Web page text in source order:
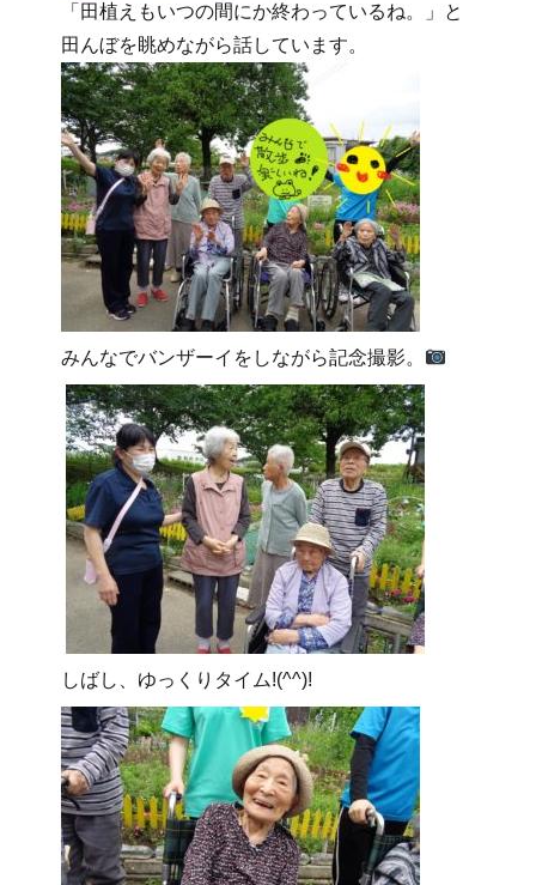
「田植えもいつの間にか終わっているね。」と
田んぼを眺めながら話しています。
みんなでバンザーイをしながら記念撮影。
しばし、ゆっくりタイム!(^^)!